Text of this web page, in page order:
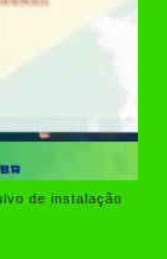
de instalação